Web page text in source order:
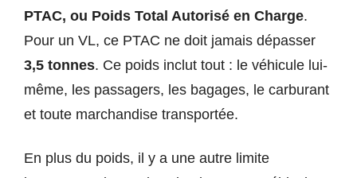
PTAC, ou Poids Total Autorisé en Charge.
Pour un VL, ce PTAC ne doit jamais dépasser
3,5 tonnes. Ce poids inclut tout : le véhicule lui-
même, les passagers, les bagages, le carburant
et toute marchandise transportée.
En plus du poids, il y a une autre limite